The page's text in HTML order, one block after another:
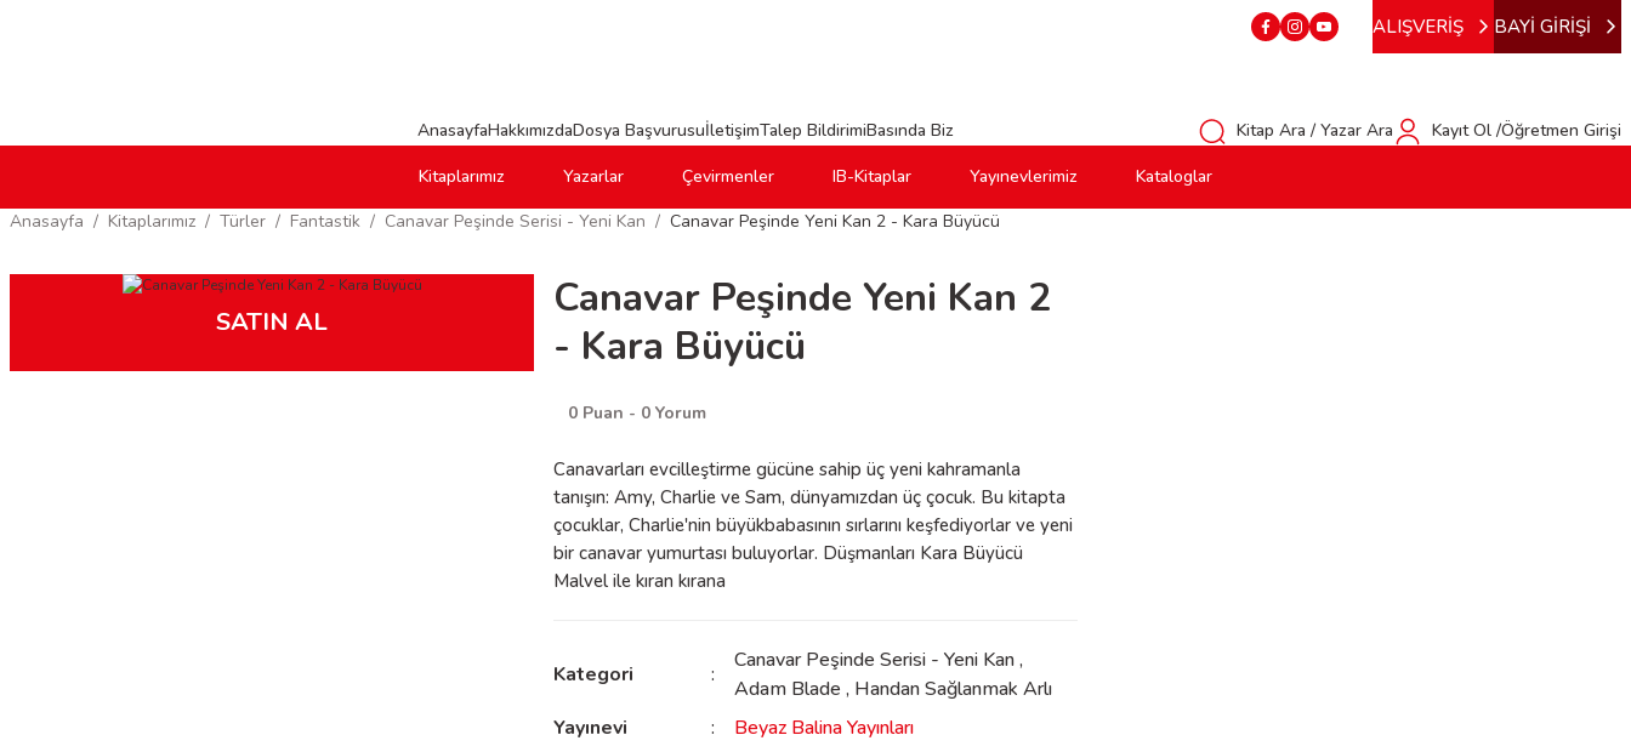
ALIŞVERİŞ BAYİ GİRİŞİ
AnasayfaHakkımızdaDosya BaşvurusuİletişimTalep BildirimiBasında Biz Kitap Ara / Yazar Ara
Kayıt Ol /Öğretmen Girişi
Kitaplarımız
Yazarlar Çevirmenler IB-Kitaplar Yayınevlerimiz
Kataloglar
Anasayfa
Kitaplarımız Türler Fantastik Canavar Peşinde Serisi - Yeni Kan Canavar Peşinde Yeni Kan 2 - Kara Büyücü
SATIN AL
Canavar Peşinde Yeni Kan 2
- Kara Büyücü
0 Puan - 0 Yorum
Canavarları evcilleştirme gücüne sahip üç yeni kahramanla
tanışın: Amy, Charlie ve Sam, dünyamızdan üç çocuk. Bu kitapta
çocuklar, Charlie'nin büyükbabasının sırlarını keşfediyorlar ve yeni
bir canavar yumurtası buluyorlar. Düşmanları Kara Büyücü
Malvel ile kıran kırana
Kategori
Canavar Peşinde Serisi - Yeni Kan ,
Adam Blade , Handan Sağlanmak Arlı
Yayınevi
Beyaz Balina Yayınları